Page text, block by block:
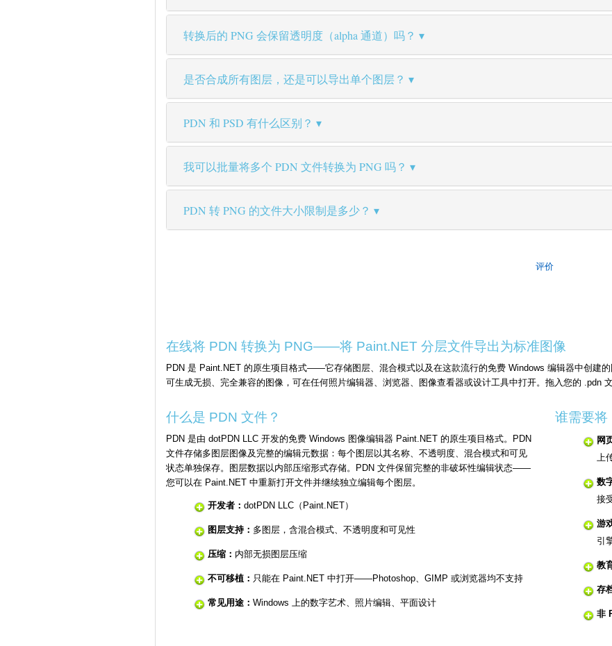
转换后的 PNG 会保留透明度（alpha 通道）吗？
是否合成所有图层，还是可以导出单个图层？
PDN 和 PSD 有什么区别？
我可以批量将多个 PDN 文件转换为 PNG 吗？
PDN 转 PNG 的文件大小限制是多少？
评价
在线将 PDN 转换为 PNG——将 Paint.NET 分层文件导出为标准图像
PDN 是 Paint.NET 的原生项目格式——它存储图层、混合模式以及在这款流行的免费 Windows 编辑器中创建
可生成无损、完全兼容的图像，可在任何照片编辑器、浏览器、图像查看器或设计工具中打开。拖入您的
什么是 PDN 文件？
PDN 是由 dotPDN LLC 开发的免费 Windows 图像编辑器 Paint.NET 的原生项目格式。PDN
文件存储多图层图像及完整的编辑元数据：每个图层以其名称、不透明度、混合模式和可见
状态单独保存。图层数据以内部压缩形式存储。PDN 文件保留完整的非破坏性编辑状态——
您可以在 Paint.NET 中重新打开文件并继续独立编辑每个图层。
开发者： dotPDN LLC（Paint.NET）
图层支持： 多图层，含混合模式、不透明度和可见性
压缩： 内部无损图层压缩
不可移植： 只能在 Paint.NET 中打开——Photoshop、GIMP 或浏览器均不支持
常见用途： Windows 上的数字艺术、照片编辑、平面设计
谁需要将
网
上
数
接
游
引
教
存
非